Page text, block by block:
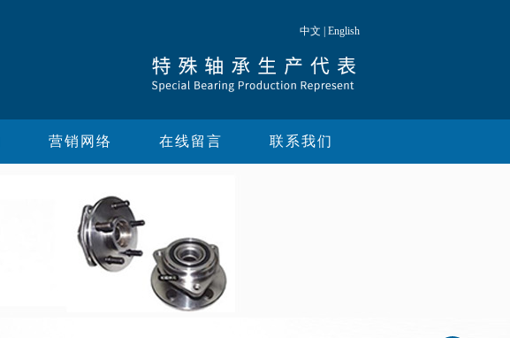
中文 English
营销网络 在线留言 联系我们